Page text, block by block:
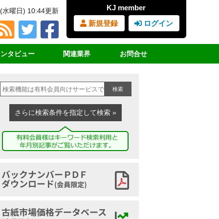
KJ member
新規登録
ログイン
曜日) 10:44更新
タビュー
イクル女子
団体挨拶
講演録
関連業界
ＰＥＴボトル
廃プラスチック
鉄スクラップ
家電リサイクル
古布
お問合せ
購読の申込み
広告の申込み
ヤードマップの申込み
古紙ジャーナルとは
検索
さらに検索条件を指定して検索 »